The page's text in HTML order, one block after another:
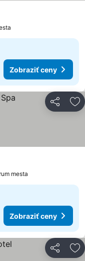
Zobraziť ceny
Zdieľať
mesta
Zobraziť ceny
Zdieľať